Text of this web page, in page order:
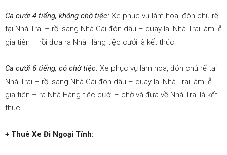
Ca cưới 4 tiếng, không chờ tiệc: Xe phục vụ làm hoa, đón chú rể
tại Nhà Trai – rồi sang Nhà Gái đón dâu – quay lại Nhà Trai làm lễ
gia tiên – rồi đưa ra Nhà Hàng tiệc cưới là kết thúc.
Ca cưới 6 tiếng, có chờ tiệc: Xe phục vụ làm hoa, đón chú rể tại
Nhà Trai – rồi sang Nhà Gái đón dâu – quay lại Nhà Trai làm lễ
gia tiên – ra Nhà Hàng tiệc cưới – chờ và đưa về Nhà Trai là kết
thúc.
+ Thuê Xe Đi Ngoại Tỉnh: